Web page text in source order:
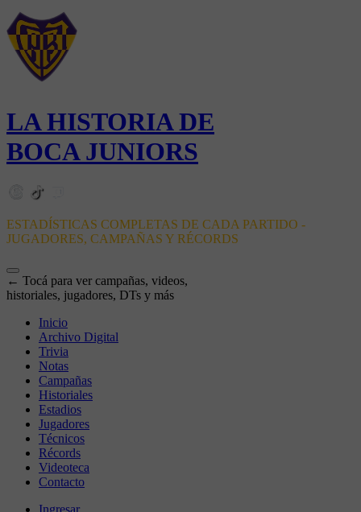
LA HISTORIA DE
BOCA JUNIORS
ESTADÍSTICAS COMPLETAS DE CADA PARTIDO -
JUGADORES, CAMPAÑAS Y RÉCORDS
← Tocá para ver campañas, videos,
historiales, jugadores, DTs y más
Inicio
Archivo Digital
Trivia
Notas
Campañas
Historiales
Estadios
Jugadores
Técnicos
Récords
Videoteca
Contacto
Ingresar